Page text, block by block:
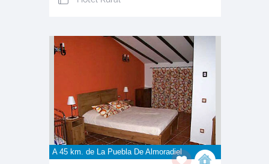
A 45 km. de La Puebla De Almoradiel